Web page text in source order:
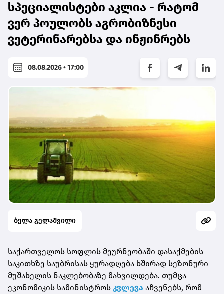
სპეციალისტები აკლია - რატომ
ვერ პოულობს აგრობიზნესი
ვეტერინარებსა და ინჟინრებს
08.08.2026 • 17:00
ბელა გელაშვილი
საქართველოს სოფლის მეურნეობაში დასაქმების
საკითხზე საუბრისას ყურადღება ხშირად სეზონური
მუშახელის ნაკლებობაზე მახვილდება. თუმცა
ეკონომიკის სამინისტროს კვლევა აჩვენებს, რომ